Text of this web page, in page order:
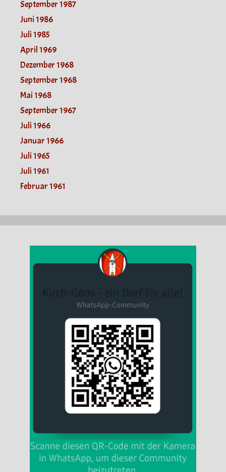
September 1987
Juni 1986
Juli 1985
April 1969
Dezember 1968
September 1968
Mai 1968
September 1967
Juli 1966
Januar 1966
Juli 1965
Juli 1961
Februar 1961